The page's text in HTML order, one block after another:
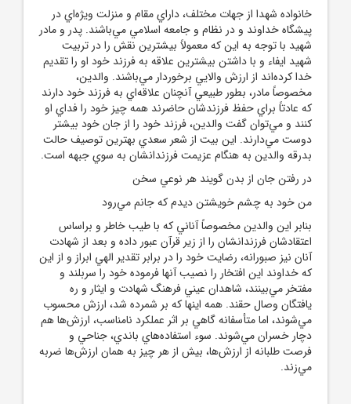
خانواده شهدا از جهات مختلف، داراي مقام و منزلت ويژه‌اي در
پيشگاه خداوند و در نظام و جامعه اسلامي مي‌باشند. پدر و مادر
شهيد با توجه به اين که معمولاً بيشترين نقش را در تربيت
شهيد ايفاء و با داشتن بيشترين علاقه به فرزند خود او را تقديم
خدا کرده‌اند از ارزش والايي برخوردار مي‌باشند. والدين،
مخصوصاً مادر، بطور طبيعي آنچنان علاقه‌اي به فرزند خود دارند
که عادتاً براي حفظ فرزندشان حاضرند همه چيز خود را فداي او
کنند و مي‌توان گفت والدين، فرزند خود را از جان خود بيشتر
دوست مي‌دارند. اين بيت از شعر سعدي بهترين توصيف حالت
بدرقه والدين به هنگام عزيمت فرزندانشان به سوي جبهه است.
در رفتن جان از بدن گويند هر نوعي سخن
من خود به چشم خويشتن ديدم که جانم مي‌رود
بنابر اين والدين مخصوصاً آناني که با طيب خاطر و براساس
اعتقادشان فرزندانشان را از زير قرآن عبور داده و بعد از شهادت
آنان نيز صبورانه، رضايت خود را در برابر تقدير الهي ابراز و از اين
که خداوند اين افتخار را نصيب آنها فرموده خود را سربلند و
مفتخر مي‌بينند، شاهدان عيني فرهنگ شهادت و ايثار و ره
يافتگان وصال حقند. همه اينها که بر شمرده شد، ارزش محسوب
مي‌شوند، اما متأسفانه گاهي بر اثر عملکرد نامناسب، ارزش‌ها هم
دچار خسران مي‌شوند. سوء استفاده‌هاي باندي، جناحي و
فرصت طلبانه از ارزش‌ها، بيش از هر چيز به همان ارزش‌ها ضربه
مي‌زند.